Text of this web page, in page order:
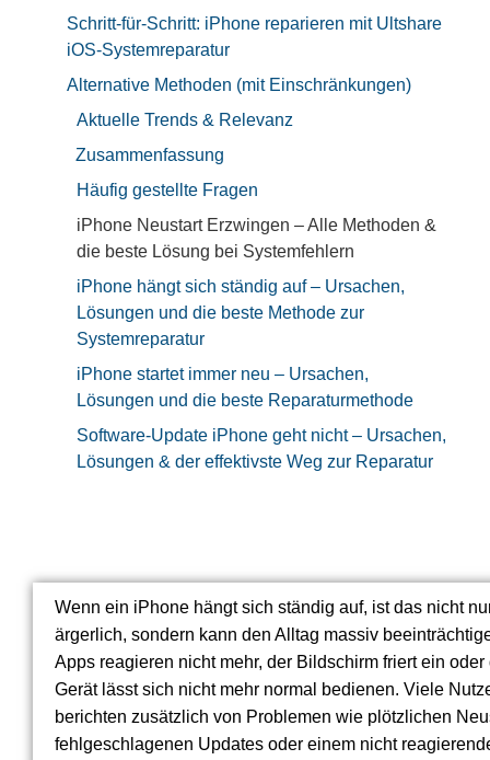
Schritt-für-Schritt: iPhone reparieren mit Ultshare
iOS-Systemreparatur
Alternative Methoden (mit Einschränkungen)
Aktuelle Trends & Relevanz
Zusammenfassung
Häufig gestellte Fragen
iPhone Neustart Erzwingen – Alle Methoden &
die beste Lösung bei Systemfehlern
iPhone hängt sich ständig auf – Ursachen,
Lösungen und die beste Methode zur
Systemreparatur
iPhone startet immer neu – Ursachen,
Lösungen und die beste Reparaturmethode
Software-Update iPhone geht nicht – Ursachen,
Lösungen & der effektivste Weg zur Reparatur
Wenn ein iPhone hängt sich ständig auf, ist das nicht
ärgerlich, sondern kann den Alltag massiv
Apps reagieren nicht mehr, der Bildschirm friert ein oder
Gerät lässt sich nicht mehr normal bedienen. Viele
berichten zusätzlich von Problemen wie plötzlichen
fehlgeschlagenen Updates oder einem nicht